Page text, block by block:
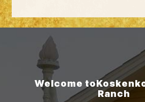
Welcome to
Ranch